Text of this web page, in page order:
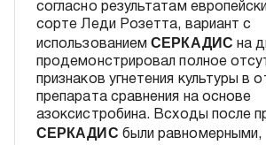
согласно результатам
сорте Леди Розетта, вариант с
использованиемСЕРКАДИС на
продемонстрировал полное
признаков угнетения культуры в
препарата сравнения на основе
азоксистробина. Всходы после
СЕРКАДИС были равномерными,